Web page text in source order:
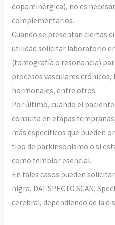
dopaminérgica), no es
complementarios.
Cuando se presentan ciertas
utilidad solicitar laboratorio
(tomografía o resonancia)
procesos vasculares
hormonales, entre otros.
Por último, cuando el
consulta en etapas
más específicos que pueden
tipo de parkinsonismo o si
como temblor esencial.
En tales casos pueden
nigra, DAT SPECTO SCAN,
cerebral, dependiendo de la